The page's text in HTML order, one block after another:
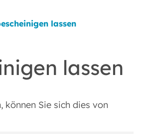
lassen
lassen
können Sie sich dies von